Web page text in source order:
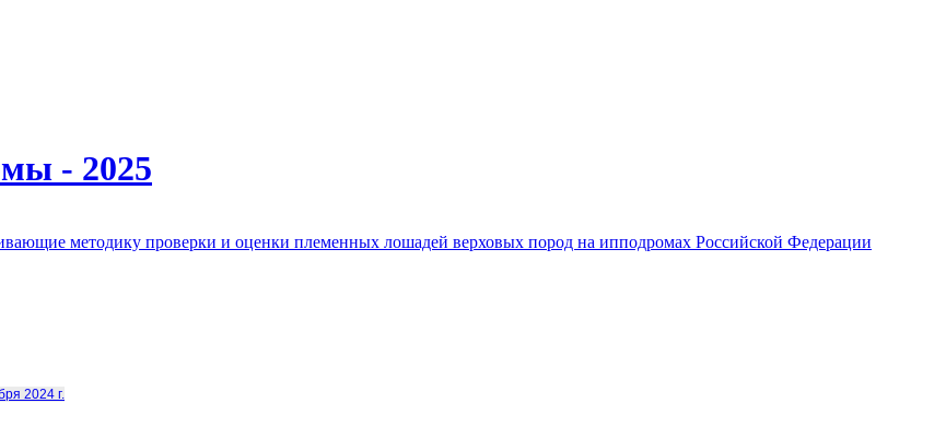
- 2025
методику проверки и оценки племенных лошадей верховых пород на ипподромах Российской Федерации
2024 г.